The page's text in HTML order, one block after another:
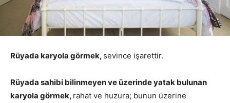
Rüyada karyola görmek, sevince işarettir.
Rüyada sahibi bilinmeyen ve üzerinde yatak bulunan
karyola görmek, rahat ve huzura; bunun üzerine